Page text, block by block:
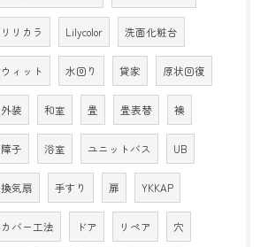
リリカラ Lilycolor 洗面化粧台
ウィット 水回り 貸家 原状回復
外装 和室 畳 畳表替 襖
障子 浴室 ユニットバス UB
換気扇 手すり 扉 YKKAP
カバー工法 ドア リペア 穴